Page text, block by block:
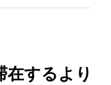
するより